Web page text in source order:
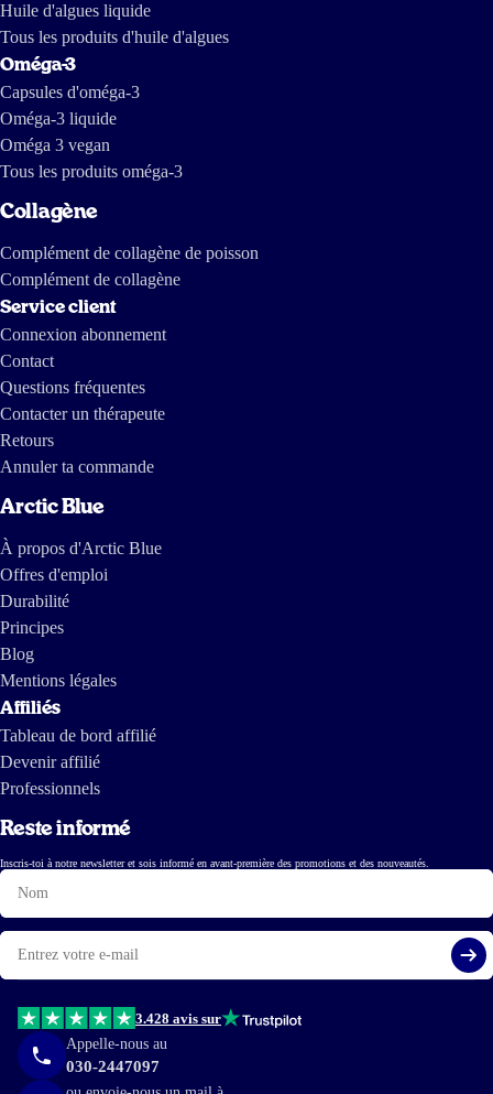
Huile d'algues liquide
Tous les produits d'huile d'algues
Oméga-3
Capsules d'oméga-3
Oméga-3 liquide
Oméga 3 vegan
Tous les produits oméga-3
Collagène
Complément de collagène de poisson
Complément de collagène
Service client
Connexion abonnement
Contact
Questions fréquentes
Contacter un thérapeute
Retours
Annuler ta commande
Arctic Blue
À propos d'Arctic Blue
Offres d'emploi
Durabilité
Principes
Blog
Mentions légales
Affiliés
Tableau de bord affilié
Devenir affilié
Professionnels
Reste informé
Inscris-toi à notre newsletter et sois informé en avant-première des promotions et des nouveautés.
Nom
E-
mail
3.428 avis sur
Appelle-nous au
030-2447097